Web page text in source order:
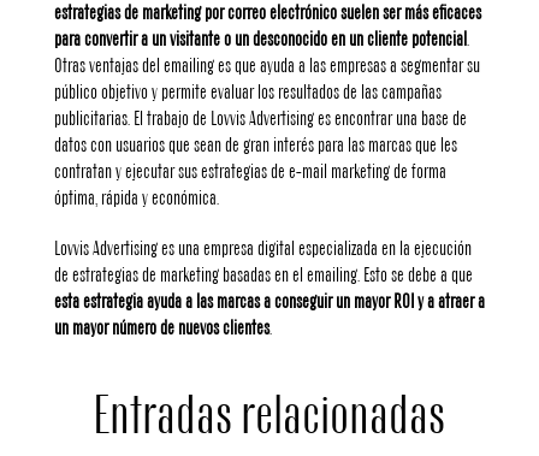
estrategias de marketing por correo electrónico suelen ser más eficaces
para convertir a un visitante o un desconocido en un cliente potencial.
Otras ventajas del emailing es que ayuda a las empresas a segmentar su
público objetivo y permite evaluar los resultados de las campañas
publicitarias. El trabajo de Lovvis Advertising es encontrar una base de
datos con usuarios que sean de gran interés para las marcas que les
contratan y ejecutar sus estrategias de e-mail marketing de forma
óptima, rápida y económica.
Lovvis Advertising es una empresa digital especializada en la ejecución
de estrategias de marketing basadas en el emailing. Esto se debe a que
esta estrategia ayuda a las marcas a conseguir un mayor ROI y a atraer a
un mayor número de nuevos clientes.
Entradas relacionadas